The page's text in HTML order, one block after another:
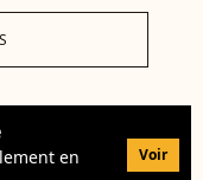
en
Voir